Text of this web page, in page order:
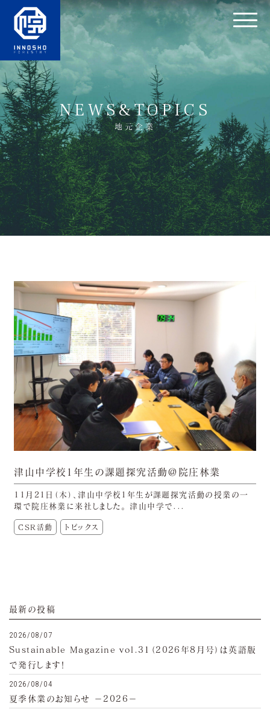
NEWS&TOPICS
地元企業
津山中学校1年生の課題探究活動＠院庄林業
11月21日（木）、津山中学校1年生が課題探究活動の授業の一
環で院庄林業に来社しました。 津山中学で...
CSR活動 トピックス
最新の投稿
2026/08/07
Sustainable Magazine vol.31（2026年8月号）は英語版
で発行します！
2026/08/04
夏季休業のお知らせ −2026−